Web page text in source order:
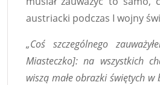
austriacki podczas I wojny
„Coś szczególnego
Miasteczko]: na wszystkich
wiszą małe obrazki świętych